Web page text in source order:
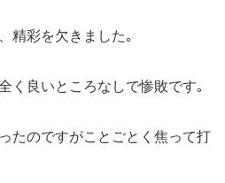
精彩を欠きました｡
く良いところなしで惨敗です｡
たのですがことごとく焦って打